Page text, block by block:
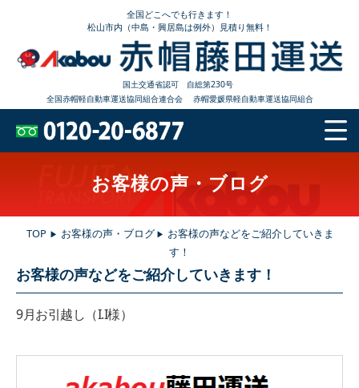
全国どこへでも行きます！
松山市内（中島・興居島は例外）見積り無料！
国土交通省認可 自総第230号
全国赤帽軽自動車運送協同組合連合会
赤帽愛媛県軽自動車運送協同組合
お客様の声・ブログ
TOP ▶ お客様の声・ブログ ▶ お客様の声などをご紹介していきま
す！
お客様の声などをご紹介していきます！
9月お引越し（I.I様）